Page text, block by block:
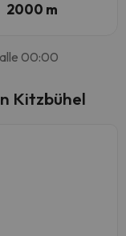
2000 m
00:00
Kitzbühel